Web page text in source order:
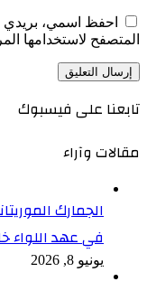
احفظ اسمي، بريدي
المتصفح لاستخدامها
تابعنا على فيسبوك
مقالات وآراء
الجمارك
في عهد اللواء
يونيو 8, 2026